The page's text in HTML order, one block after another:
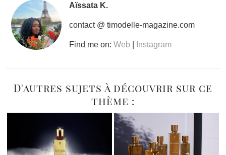
Aïssata K.
contact @ timodelle-magazine.com
Find me on: Web Instagram
D'autres sujets à découvrir sur ce
thème :